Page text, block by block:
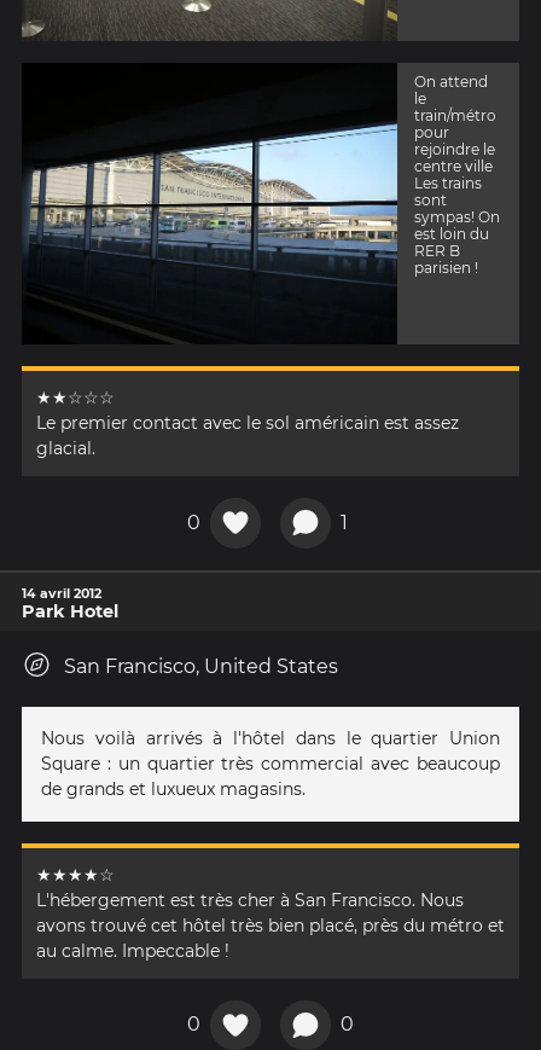
On attend
le
train/métro
pour
rejoindre le
centre ville
Les trains
sont
sympas! On
est loin du
RER B
parisien !
★★☆☆☆
Le premier contact avec le sol américain est assez
glacial.
0 1
14 avril 2012
Park Hotel
San Francisco, United States
Nous voilà arrivés à l'hôtel dans le quartier Union
Square : un quartier très commercial avec beaucoup
de grands et luxueux magasins.
★★★★☆
L'hébergement est très cher à San Francisco. Nous
avons trouvé cet hôtel très bien placé, près du métro et
au calme. Impeccable !
0 0